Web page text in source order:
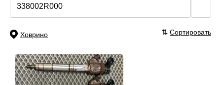
Ховрино ⇅ Сортировать